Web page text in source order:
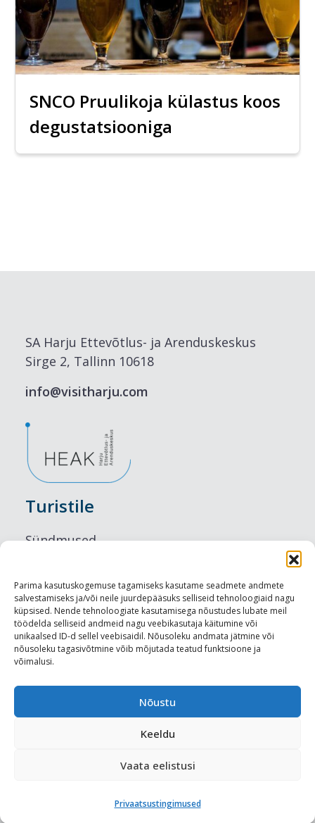
Parima kasutuskogemuse tagamiseks kasutame seadmete andmete
salvestamiseks ja/või neile juurdepääsuks selliseid tehnoloogiaid nagu
küpsised. Nende tehnoloogiate kasutamisega nõustudes lubate meil
töödelda selliseid andmeid nagu veebikasutaja käitumine või
unikaalsed ID-d sellel veebisaidil. Nõusoleku andmata jätmine või
nõusoleku tagasivõtmine võib mõjutada teatud funktsioone ja
võimalusi.
Nõustu
Keeldu
Vaata eelistusi
Privaatsustingimused
SNCO Pruulikoja külastus koos
degustatsiooniga
SA Harju Ettevõtlus- ja Arenduskeskus
Sirge 2, Tallinn 10618
info@visitharju.com
Turistile
Sündmused
Maitseelamused
Vaatamisväärsused
Visit Tallinn
Turismiprofessionaalile
Harju-, Rapla- ja Läänemaa DMO
Meediakajastused